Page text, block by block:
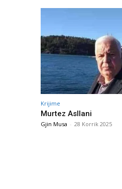
Krijime
Murtez Asllani
Gjin Musa - 28 Korrik 2025